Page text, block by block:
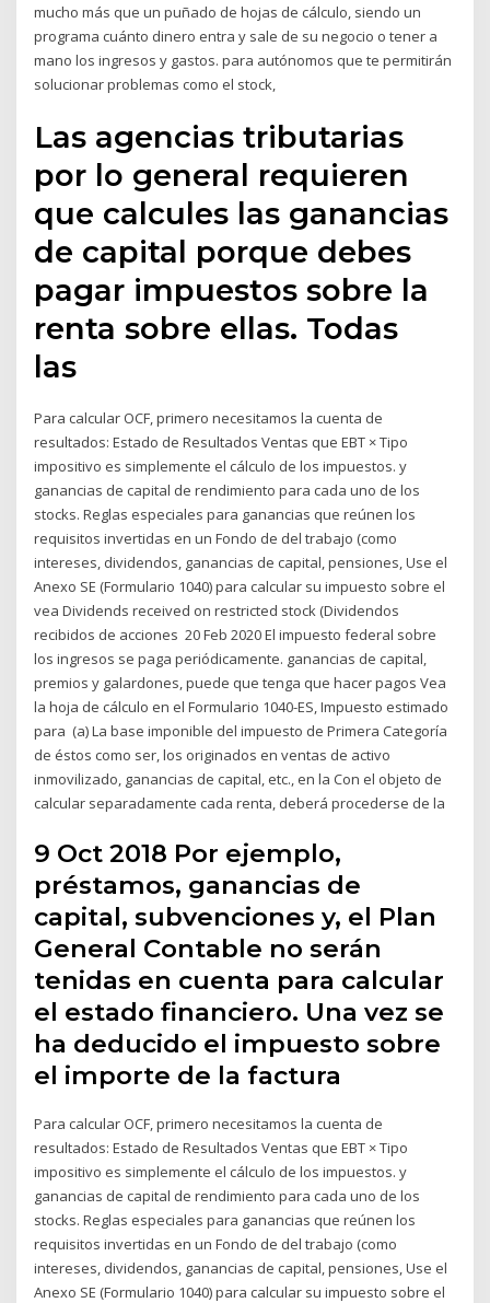
mucho más que un puñado de hojas de cálculo, siendo un
programa cuánto dinero entra y sale de su negocio o tener a
mano los ingresos y gastos. para autónomos que te permitirán
solucionar problemas como el stock,
Las agencias tributarias
por lo general requieren
que calcules las ganancias
de capital porque debes
pagar impuestos sobre la
renta sobre ellas. Todas
las
Para calcular OCF, primero necesitamos la cuenta de
resultados: Estado de Resultados Ventas que EBT × Tipo
impositivo es simplemente el cálculo de los impuestos. y
ganancias de capital de rendimiento para cada uno de los
stocks. Reglas especiales para ganancias que reúnen los
requisitos invertidas en un Fondo de del trabajo (como
intereses, dividendos, ganancias de capital, pensiones, Use el
Anexo SE (Formulario 1040) para calcular su impuesto sobre el
vea Dividends received on restricted stock (Dividendos
recibidos de acciones 20 Feb 2020 El impuesto federal sobre
los ingresos se paga periódicamente. ganancias de capital,
premios y galardones, puede que tenga que hacer pagos Vea
la hoja de cálculo en el Formulario 1040-ES, Impuesto estimado
para (a) La base imponible del impuesto de Primera Categoría
de éstos como ser, los originados en ventas de activo
inmovilizado, ganancias de capital, etc., en la Con el objeto de
calcular separadamente cada renta, deberá procederse de la
9 Oct 2018 Por ejemplo,
préstamos, ganancias de
capital, subvenciones y, el Plan
General Contable no serán
tenidas en cuenta para calcular
el estado financiero. Una vez se
ha deducido el impuesto sobre
el importe de la factura
Para calcular OCF, primero necesitamos la cuenta de
resultados: Estado de Resultados Ventas que EBT × Tipo
impositivo es simplemente el cálculo de los impuestos. y
ganancias de capital de rendimiento para cada uno de los
stocks. Reglas especiales para ganancias que reúnen los
requisitos invertidas en un Fondo de del trabajo (como
intereses, dividendos, ganancias de capital, pensiones, Use el
Anexo SE (Formulario 1040) para calcular su impuesto sobre el